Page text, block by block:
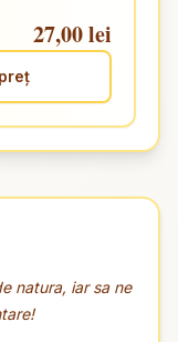
27,00 lei
natura, iar sa ne